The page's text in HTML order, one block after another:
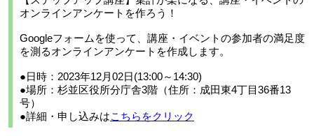
オンラインアンケートを作ろう！
Googleフォームを使って、講座・イベントの参加者の満足度
を測るオンラインアンケートを作成します。
●日時：2023年12月02日(13:00～14:30)
●場所：杉並区役所分庁舎3階（住所：成田東4丁目36番13
号）
●詳細・申し込みはこちらをクリック